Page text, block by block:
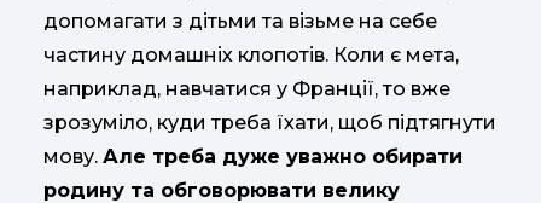
допомагати з дітьми та візьме на себе
частину домашніх клопотів. Коли є мета,
наприклад, навчатися у Франції, то вже
зрозуміло, куди треба їхати, щоб підтягнути
мову. Але треба дуже уважно обирати
родину та обговорювати велику